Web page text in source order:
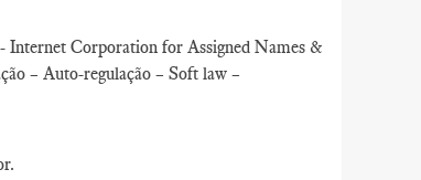
Internet Corporation for Assigned Names &
– Auto-regulação – Soft law –